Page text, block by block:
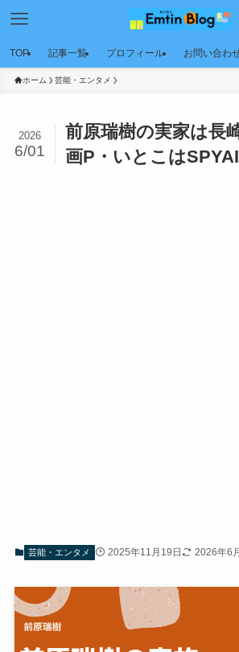
TOP 記事一覧 プロフィール お問い合わ
ホーム 芸能・エンタメ
前原瑞樹の実家は長
画P・いとこは
2026
6/01
芸能・エンタメ 2025年11月19日 2026年6